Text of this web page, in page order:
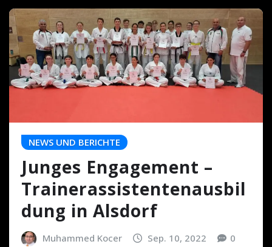
NEWS UND BERICHTE
Junges Engagement –
Trainerassistentenausbil
dung in Alsdorf
Muhammed Kocer Sep. 10, 2022 0